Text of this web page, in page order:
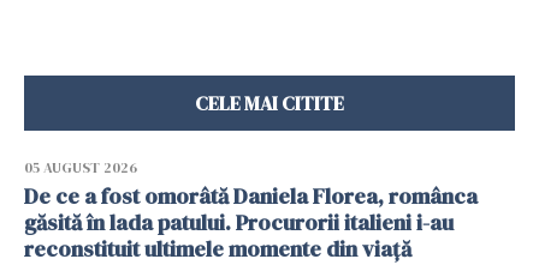
CELE MAI CITITE
05 AUGUST 2026
De ce a fost omorâtă Daniela Florea, românca
găsită în lada patului. Procurorii italieni i-au
reconstituit ultimele momente din viață